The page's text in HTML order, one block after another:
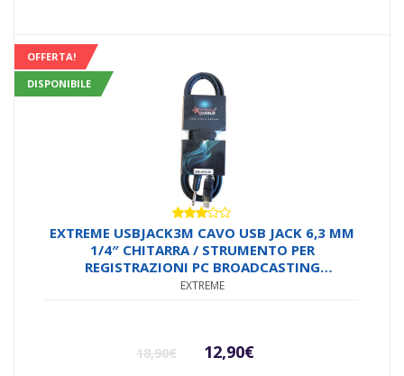
OFFERTA!
DISPONIBILE
Valutato
3.00
su 5
EXTREME USBJACK3M CAVO USB JACK 6,3 MM
1/4″ CHITARRA / STRUMENTO PER
REGISTRAZIONI PC BROADCASTING
CONVERTITORE ANALOGICO DIGITALE 3 METRI
EXTREME
18,90€
Il
12,90€